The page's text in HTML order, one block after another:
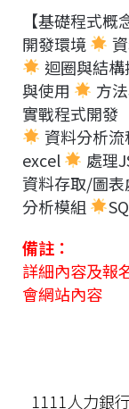
【基礎程式概
開發環境
迴圈與結構
與使用
方
實戰程式開發
資料分析流
excel
處理
資料存取/圖表
分析模組
備註：
詳細內容及報
會網站內容
1111人力銀